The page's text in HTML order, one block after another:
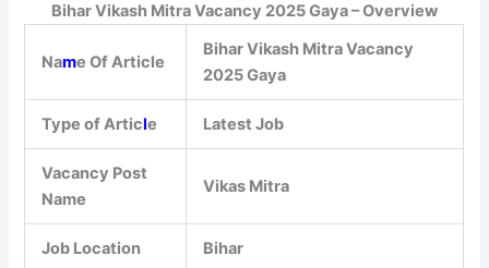
Bihar Vikash Mitra Vacancy 2025 Gaya – Overview
Name Of Article
Bihar Vikash Mitra Vacancy
2025 Gaya
Type of Article Latest Job
Vacancy Post
Name
Vikas Mitra
Job Location Bihar